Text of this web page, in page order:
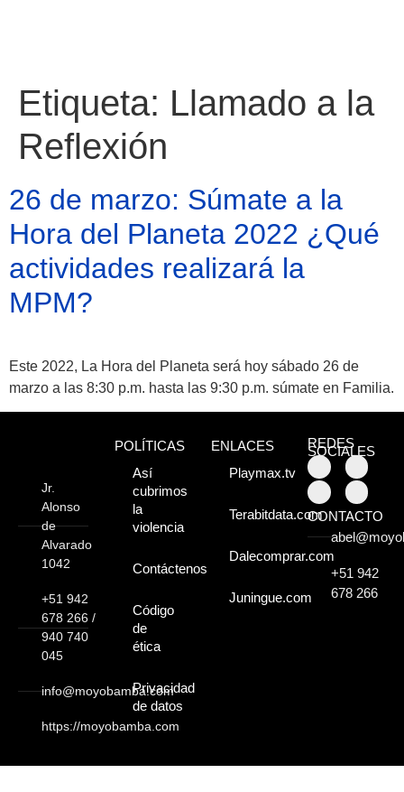
Atractivos
Moyobamba, está
lleno de atractivos
sorprendentes,
¡Descúbrelos!
Etiqueta: Llamado a la
Reflexión
26 de marzo: Súmate a la
Hora del Planeta 2022 ¿Qué
actividades realizará la
MPM?
Este 2022, La Hora del Planeta será hoy sábado 26 de
marzo a las 8:30 p.m. hasta las 9:30 p.m. súmate en Familia.
Jr.
Alonso
de
Alvarado
1042
+51 942
678 266 /
940 740
045
info@moyobamba.com
https://moyobamba.com
POLÍTICAS
Así
cubrimos
la
violencia
Contáctenos
Código
de
ética
Privacidad
de datos
ENLACES
Playmax.tv
Terabitdata.com
Dalecomprar.com
Juningue.com
REDES
SOCIALES
CONTACTO
+51 942
678 266